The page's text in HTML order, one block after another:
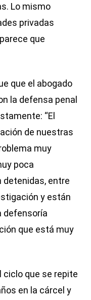
Lo mismo
privadas
que
que el abogado
la defensa penal
“El
de nuestras
muy
poca
detenidas, entre
y están
defensoría
que está muy
ciclo que se repite
en la cárcel y